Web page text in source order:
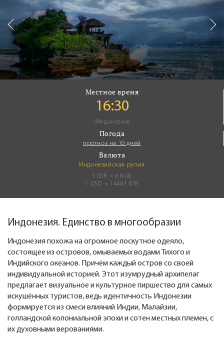
Местное время
16:30
(Индонезия)
Погода
прогноз на 10 дней
Валюта
Индонезийская рупия
1 IDR = 0 RUB
1 USD = 14443 IDR
Индонезия. Единство в многообразии
Индонезия похожа на огромное лоскутное одеяло,
состоящее из островов, омываемых водами Тихого и
Индийского океанов. Причём каждый остров со своей
индивидуальной историей. Этот изумрудный архипелаг
предлагает визуальное и культурное пиршество для самых
искушённых туристов, ведь идентичность Индонезии
формируется из смеси влияний Индии, Малайзии,
голландской колониальной эпохи и сотен местных племен, с
их духовными верованиями.